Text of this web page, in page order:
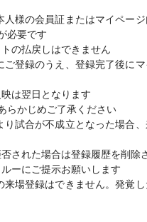
様の会員証またはマイペー
必要です
の払戻しはできません
登録のうえ、登録完了後に
は翌日となります
らかじめご了承ください
試合が不成立となった場合
された場合は登録履歴を削除
ーにご提示お願いします
場登録はできません。発覚